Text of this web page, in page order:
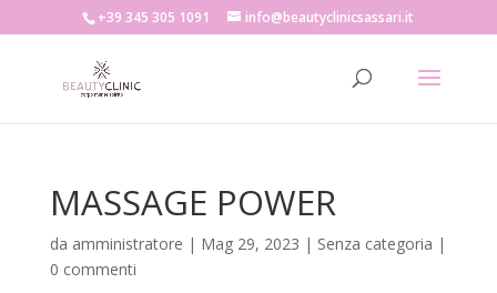
+39 345 305 1091 info@beautyclinicsassari.it
MASSAGE POWER
da amministratore | Mag 29, 2023 | Senza categoria |
0 commenti